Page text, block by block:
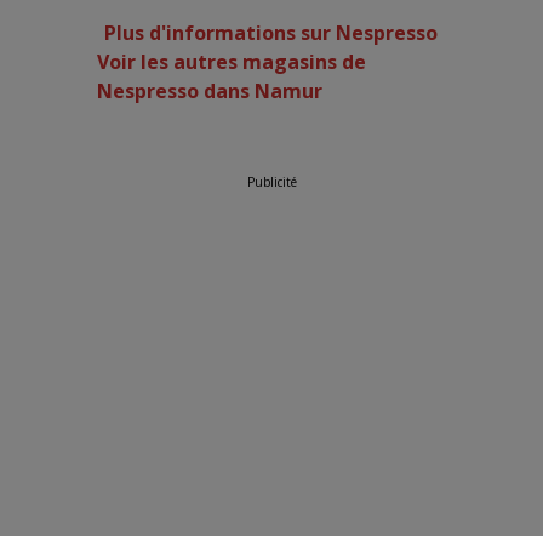
Plus d'informations sur Nespresso
Voir les autres magasins de
Nespresso dans Namur
Publicité